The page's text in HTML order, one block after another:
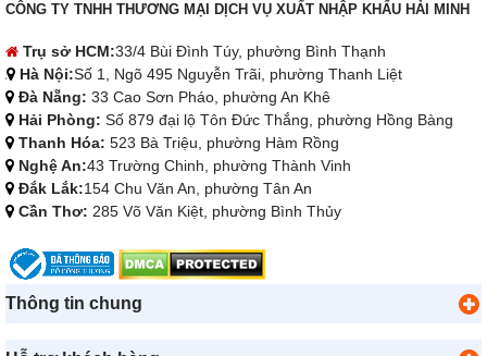
CÔNG TY TNHH THƯƠNG MẠI DỊCH VỤ XUẤT NHẬP KHẨU HẢI MINH
Trụ sở HCM:33/4 Bùi Đình Túy, phường Bình Thạnh
Hà Nội:Số 1, Ngõ 495 Nguyễn Trãi, phường Thanh Liệt
Đà Nẵng: 33 Cao Sơn Pháo, phường An Khê
Hải Phòng: Số 879 đại lộ Tôn Đức Thắng, phường Hồng Bàng
Thanh Hóa: 523 Bà Triệu, phường Hàm Rồng
Nghệ An:43 Trường Chinh, phường Thành Vinh
Đắk Lắk:154 Chu Văn An, phường Tân An
Cần Thơ: 285 Võ Văn Kiệt, phường Bình Thủy
Thông tin chung